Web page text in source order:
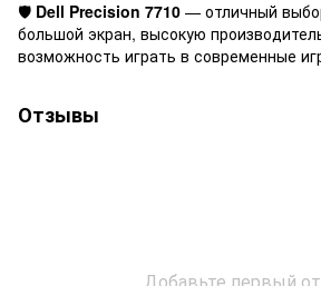
🛡 Dell Precision 7710 — отличный
большой экран, высокую
возможность играть в современные
Отзывы
Добавьте первый